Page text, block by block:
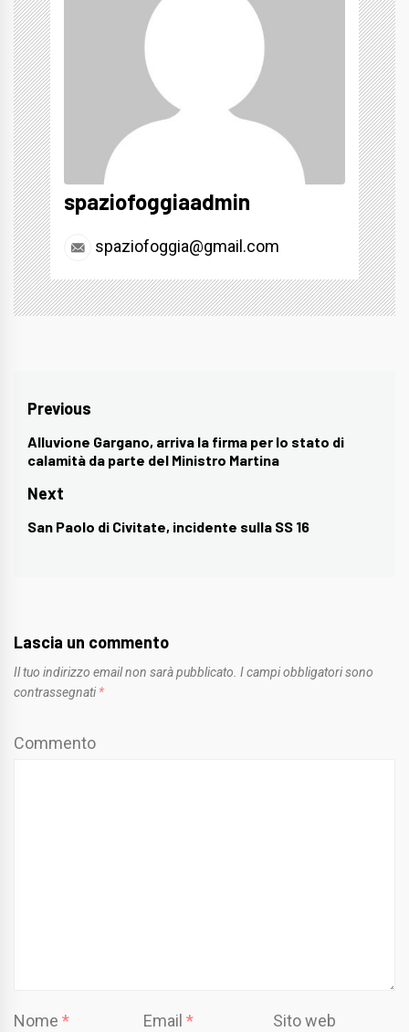
spaziofoggiaadmin
spaziofoggia@gmail.com
Navigazione
articoli
Previous
Previous
post:
Alluvione Gargano, arriva la firma per lo stato di
calamità da parte del Ministro Martina
Next
Next
San Paolo di Civitate, incidente sulla SS 16
Lascia un commento
Il tuo indirizzo email non sarà pubblicato. I campi obbligatori sono
contrassegnati *
Commento
Nome * Email* Sito web